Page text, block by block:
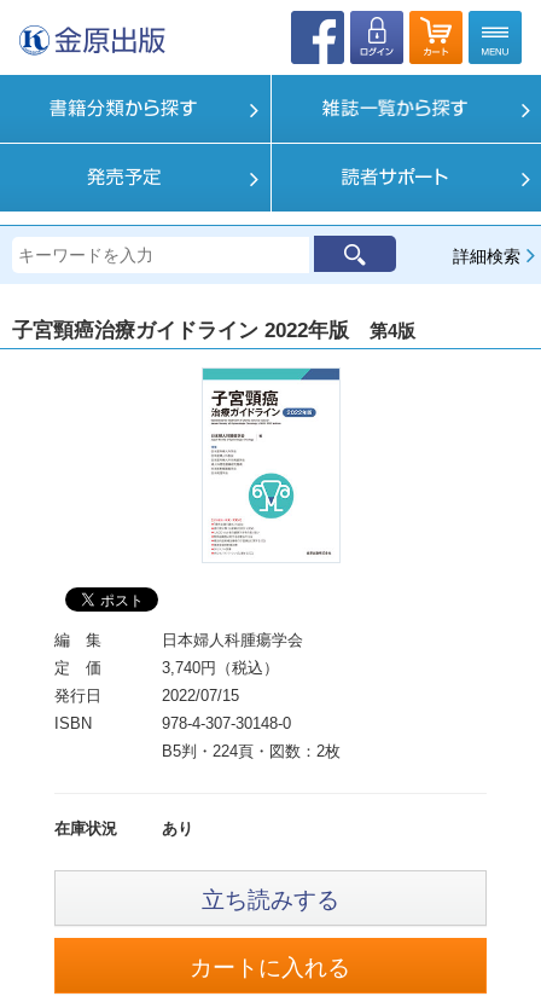
詳細検索
子宮頸癌治療ガイドライン 2022年版 第4版
編 集
日本婦人科腫瘍学会
定 価
3,740円（税込）
発行日
2022/07/15
ISBN
978-4-307-30148-0
B5判・224頁・図数：2枚
在庫状況 あり
立ち読みする